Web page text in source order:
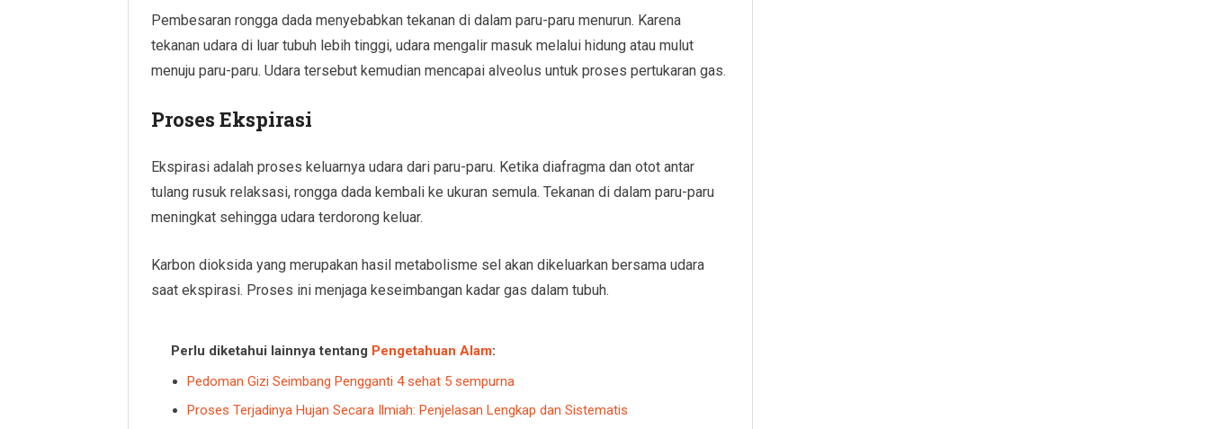
Pembesaran rongga dada menyebabkan tekanan di dalam paru-paru menurun. Karena
tekanan udara di luar tubuh lebih tinggi, udara mengalir masuk melalui hidung atau mulut
menuju paru-paru. Udara tersebut kemudian mencapai alveolus untuk proses pertukaran gas.
Proses Ekspirasi
Ekspirasi adalah proses keluarnya udara dari paru-paru. Ketika diafragma dan otot antar
tulang rusuk relaksasi, rongga dada kembali ke ukuran semula. Tekanan di dalam paru-paru
meningkat sehingga udara terdorong keluar.
Karbon dioksida yang merupakan hasil metabolisme sel akan dikeluarkan bersama udara
saat ekspirasi. Proses ini menjaga keseimbangan kadar gas dalam tubuh.
Perlu diketahui lainnya tentang Pengetahuan Alam:
Pedoman Gizi Seimbang Pengganti 4 sehat 5 sempurna
Proses Terjadinya Hujan Secara Ilmiah: Penjelasan Lengkap dan Sistematis